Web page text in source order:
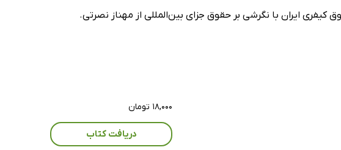
ایران با نگرشی بر حقوق جزای بین‌المللی از مهناز نصرتی.
۱۸,۰۰۰ تومان
دریافت کتاب